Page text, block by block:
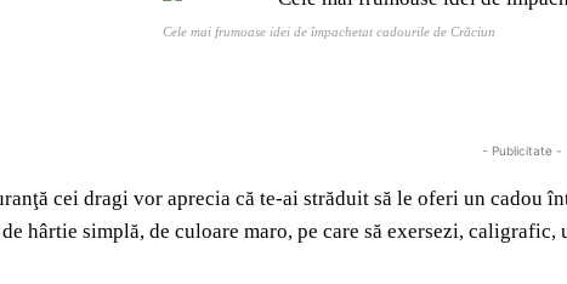
Cele mai frumoase idei de împachetat cadourile de Crăciun
- Publicitate -
cei dragi vor aprecia că te-ai străduit să le oferi un cadou
hârtie simplă, de culoare maro, pe care să exersezi,